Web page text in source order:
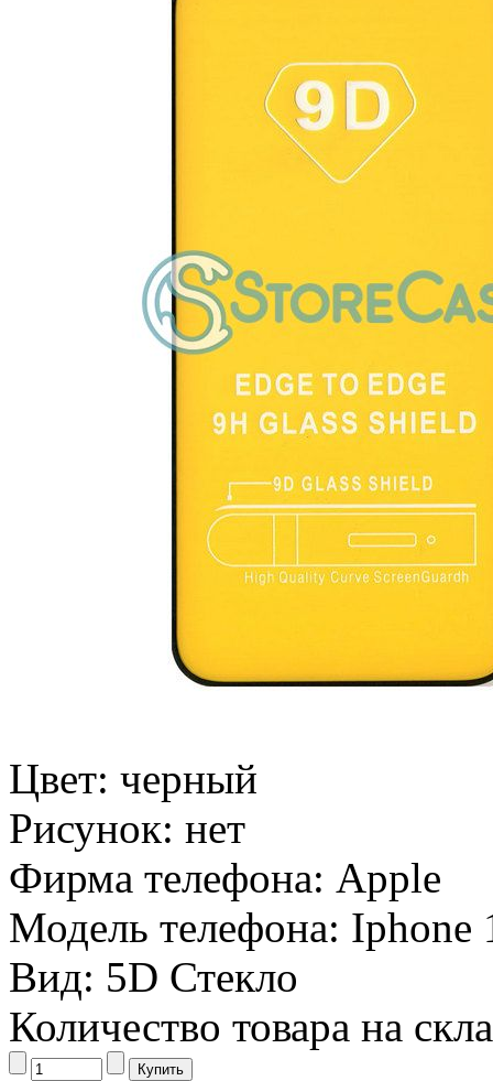
Цвет: черный
Рисунок: нет
Фирма телефона: Apple
Модель телефона: Iphone
Вид: 5D Стекло
Количество товара на